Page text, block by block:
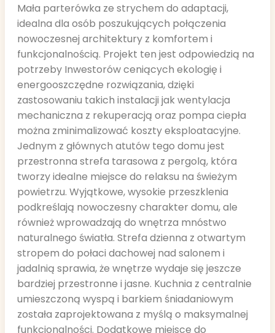
Mała parterówka ze strychem do adaptacji,
idealna dla osób poszukujących połączenia
nowoczesnej architektury z komfortem i
funkcjonalnością. Projekt ten jest odpowiedzią na
potrzeby Inwestorów ceniących ekologię i
energooszczędne rozwiązania, dzięki
zastosowaniu takich instalacji jak wentylacja
mechaniczna z rekuperacją oraz pompa ciepła
można zminimalizować koszty eksploatacyjne.
Jednym z głównych atutów tego domu jest
przestronna strefa tarasowa z pergolą, która
tworzy idealne miejsce do relaksu na świeżym
powietrzu. Wyjątkowe, wysokie przeszklenia
podkreślają nowoczesny charakter domu, ale
również wprowadzają do wnętrza mnóstwo
naturalnego światła. Strefa dzienna z otwartym
stropem do połaci dachowej nad salonem i
jadalnią sprawia, że wnętrze wydaje się jeszcze
bardziej przestronne i jasne. Kuchnia z centralnie
umieszczoną wyspą i barkiem śniadaniowym
została zaprojektowana z myślą o maksymalnej
funkcjonalności. Dodatkowe miejsce do